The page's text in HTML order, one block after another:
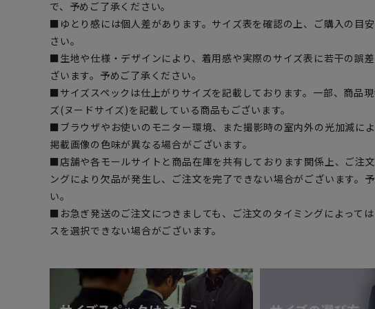
で、予めご了承ください。
■ゆとり感には個人差があります。サイズ表を確認の上、ご購入の目
さい。
■生地や仕様・デザインにより、着用感や実際のサイズ表に若干の誤
ざいます。予めご了承ください。
■サイズスペックは仕上がりサイズを記載しております。一部、商品
ズ(ヌードサイズ)を記載している商品もございます。
■ブラウザやお使いのモニター環境、また撮影時の室内外の光加減に
掲載画像の色味が異なる場合がございます。
■店舗や各モールサイトと商品在庫を共有しております関係上、ご注
ングにより欠品が発生し、ご注文を完了できない場合がございます。
い。
■お急ぎ発送のご注文につきましても、ご注文のタイミングによって
スを選択できない場合がございます。